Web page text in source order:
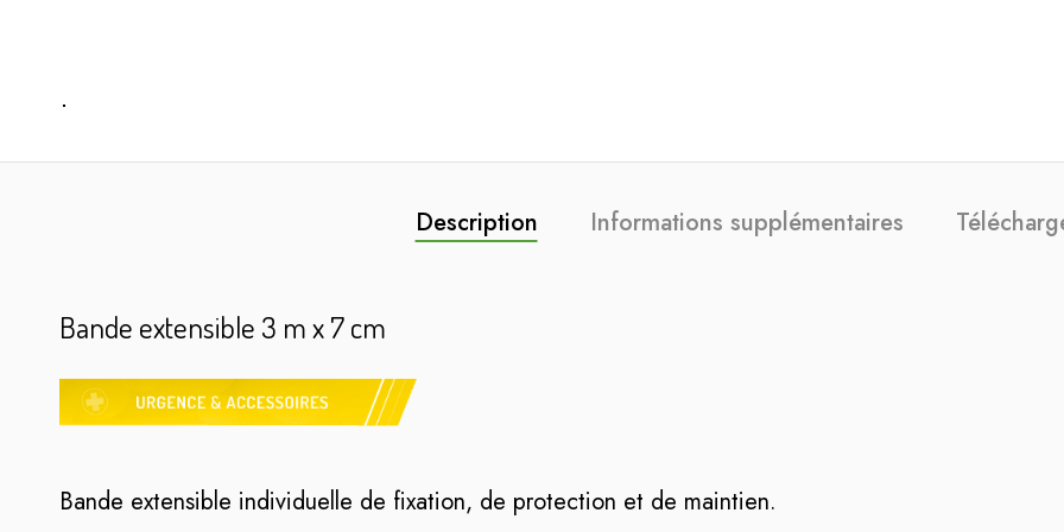
Description Informations supplémentaires
Bande extensible 3 m x 7 cm
Bande extensible individuelle de fixation, de protection et de maintien.